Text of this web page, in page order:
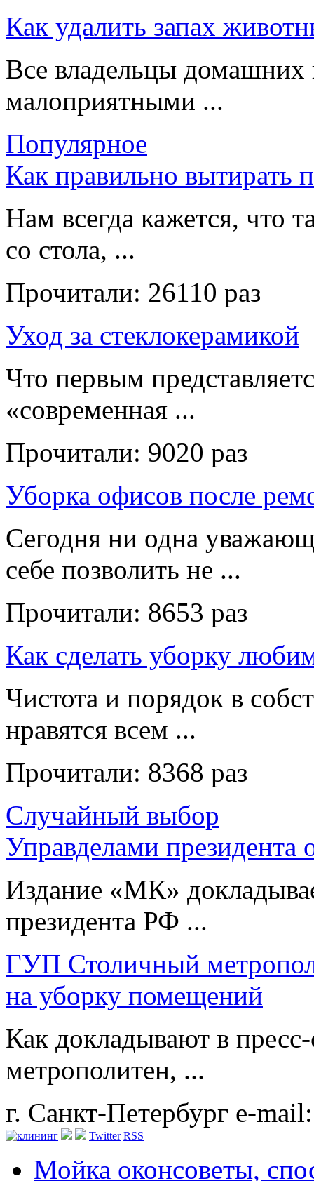
Как удалить запах
Все владельцы домашних
малоприятными ...
Популярное
Как правильно вытирать
Нам всегда кажется, что
со стола, ...
Прочитали: 26110 раз
Уход за стеклокерамикой
Что первым
«современная ...
Прочитали: 9020 раз
Уборка офисов после
Сегодня ни одна
себе позволить не ...
Прочитали: 8653 раз
Как сделать уборку
Чистота и порядок в
нравятся всем ...
Прочитали: 8368 раз
Случайный выбор
Управделами
Издание «МК»
президента РФ ...
ГУП Столичный
на уборку помещений
Как докладывают в
метрополитен, ...
г. Санкт-Петербург e-
Twitter RSS
Мойка оконсоветы,